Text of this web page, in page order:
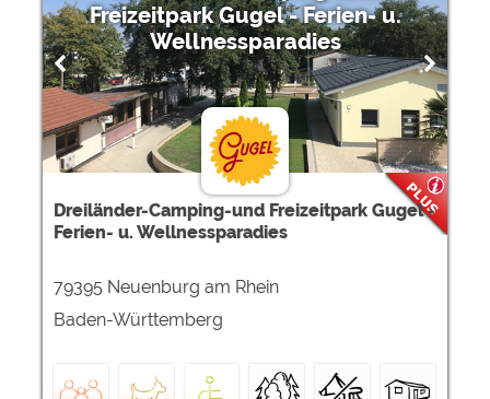
Freizeitpark Gugel - Ferien- u.
Wellnessparadies
Dreiländer-Camping-und Freizeitpark Gugel -
Ferien- u. Wellnessparadies
79395 Neuenburg am Rhein
Baden-Württemberg
Google Remarketing
https://policies.google.com/privacy
Die Cookieeinstellungen können jeder Zeit im Footer
über "COOKIES" geändert werden!